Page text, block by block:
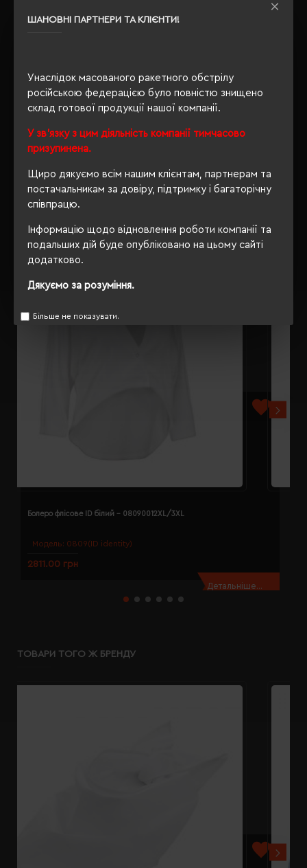
ШАНОВНІ ПАРТНЕРИ ТА КЛІЄНТИ!
Унаслідок масованого ракетного обстрілу
російською федерацією було повністю знищено
склад готової продукції нашої компанії.
У зв'язку з цим діяльність компанії тимчасово
призупинена.
Щиро дякуємо всім нашим клієнтам, партнерам та
постачальникам за довіру, підтримку і багаторічну
співпрацю.
Інформацію щодо відновлення роботи компанії та
подальших дій буде опубліковано на цьому сайті
додатково.
Дякуємо за розуміння.
Більше не показувати.
ОПИС
ВІДГУКИ
РЕКОМЕНДУЄМО
Модель: 0809(ID identity)
Болеро флісове ID білий - 08090012XL/3XL
2811.00 грн
Детальніше...
ТОВАРИ ТОГО Ж БРЕНДУ